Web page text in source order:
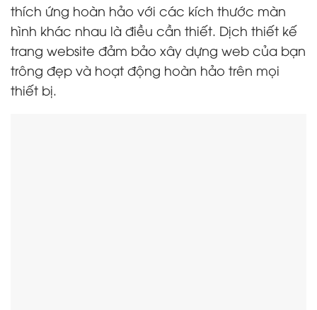
thích ứng hoàn hảo với các kích thước màn
hình khác nhau là điều cần thiết. Dịch thiết kế
trang website đảm bảo xây dựng web của bạn
trông đẹp và hoạt động hoàn hảo trên mọi
thiết bị.